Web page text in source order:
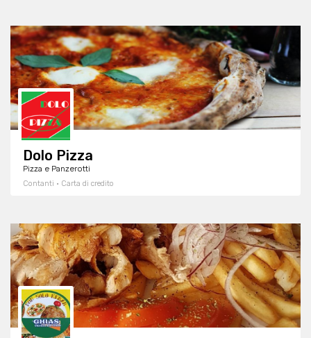
Dolo Pizza
Pizza e Panzerotti
Contanti · Carta di credito